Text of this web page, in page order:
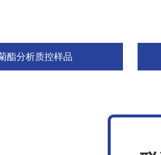
酯分析质控样品